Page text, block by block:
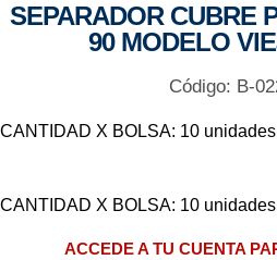
SEPARADOR CUBRE
90 MODELO
Código: B-
CANTIDAD X BOLSA: 10
CANTIDAD X BOLSA: 10
ACCEDE A TU CUENTA